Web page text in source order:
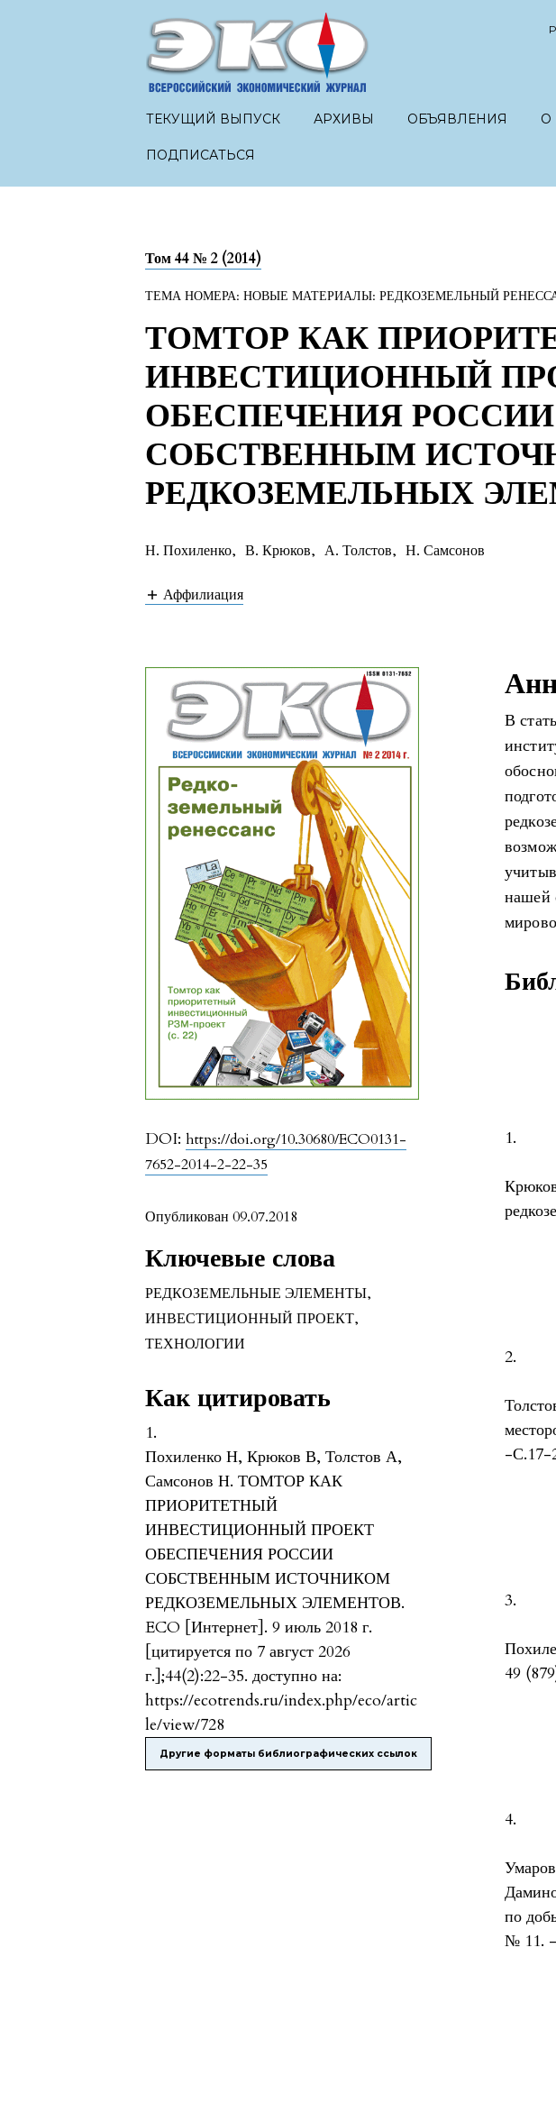
ТЕКУЩИЙ ВЫПУСК АРХИВЫ ОБЪЯВЛЕНИЯ О
ПОДПИСАТЬСЯ
Том 44 № 2 (2014)
ТЕМА НОМЕРА: НОВЫЕ МАТЕРИАЛЫ: РЕДКОЗЕМЕЛЬНЫЙ
ТОМТОР КАК
ИНВЕСТИЦИОННЫЙ
ОБЕСПЕЧЕНИЯ РОССИИ
СОБСТВЕННЫМ
РЕДКОЗЕМЕЛЬНЫХ
Н. Похиленко, В. Крюков, А. Толстов, Н. Самсонов
Аффилиация
DOI:https://doi.org/10.30680/ECO0131-
7652-2014-2-22-35
Опубликован 09.07.2018
Ключевые слова
РЕДКОЗЕМЕЛЬНЫЕ ЭЛЕМЕНТЫ,
ИНВЕСТИЦИОННЫЙ ПРОЕКТ,
ТЕХНОЛОГИИ
Как цитировать
1.
Похиленко Н, Крюков В, Толстов А,
Самсонов Н. ТОМТОР КАК
ПРИОРИТЕТНЫЙ
ИНВЕСТИЦИОННЫЙ ПРОЕКТ
ОБЕСПЕЧЕНИЯ РОССИИ
СОБСТВЕННЫМ ИСТОЧНИКОМ
РЕДКОЗЕМЕЛЬНЫХ ЭЛЕМЕНТОВ.
ECO [Интернет]. 9 июль 2018 г.
[цитируется по 7 август 2026
г.];44(2):22-35. доступно на:
https://ecotrends.ru/index.php/eco/artic
le/view/728
Другие форматы библиографических ссылок
В
нашей
1.
2.
-С.17-
3.
49
4.
по
№ 11.